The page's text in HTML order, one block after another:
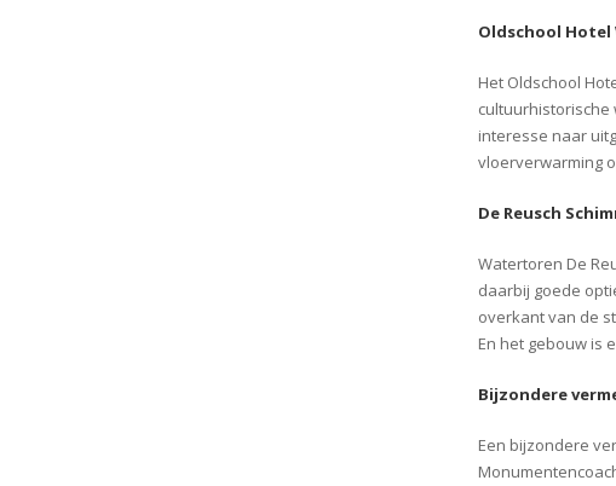
Oldschool
Het Oldschool
cultuurhistorische
interesse naar
vloerverwarming
De Reusch
Watertoren De
daarbij goede
overkant van de
En het gebouw is
Bijzondere
Een bijzondere